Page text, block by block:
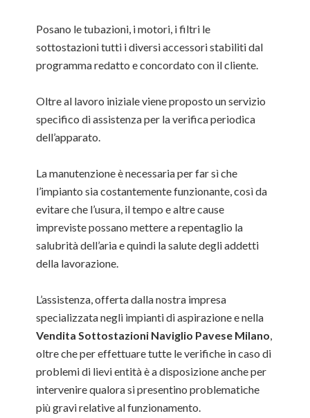
Posano le tubazioni, i motori, i filtri le
sottostazioni tutti i diversi accessori stabiliti dal
programma redatto e concordato con il cliente.
Oltre al lavoro iniziale viene proposto un servizio
specifico di assistenza per la verifica periodica
dell’apparato.
La manutenzione è necessaria per far sì che
l’impianto sia costantemente funzionante, così da
evitare che l’usura, il tempo e altre cause
impreviste possano mettere a repentaglio la
salubrità dell’aria e quindi la salute degli addetti
della lavorazione.
L’assistenza, offerta dalla nostra impresa
specializzata negli impianti di aspirazione e nella
Vendita Sottostazioni Naviglio Pavese Milano,
oltre che per effettuare tutte le verifiche in caso di
problemi di lievi entità è a disposizione anche per
intervenire qualora si presentino problematiche
più gravi relative al funzionamento.